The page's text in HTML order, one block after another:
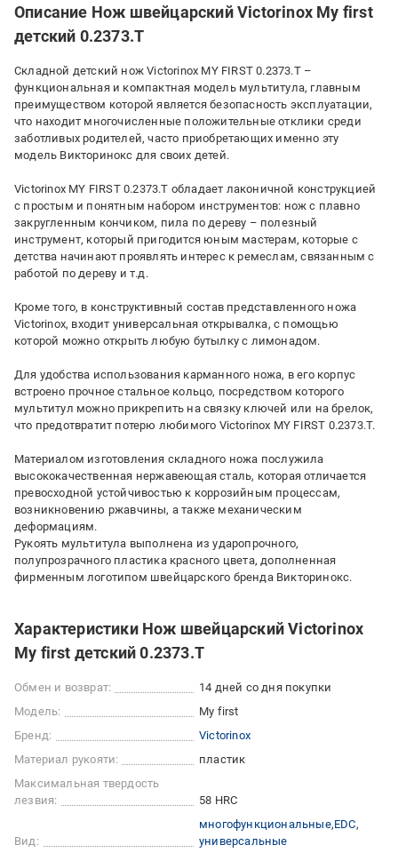
Описание Нож швейцарский Victorinox My first
детский 0.2373.T
Складной детский нож Victorinox MY FIRST 0.2373.T –
функциональная и компактная модель мультитула, главным
преимуществом которой является безопасность эксплуатации,
что находит многочисленные положительные отклики среди
заботливых родителей, часто приобретающих именно эту
модель Викторинокс для своих детей.
Victorinox MY FIRST 0.2373.T обладает лаконичной конструкцией
с простым и понятным набором инструментов: нож с плавно
закругленным кончиком, пила по дереву – полезный
инструмент, который пригодится юным мастерам, которые с
детства начинают проявлять интерес к ремеслам, связанным с
работой по дереву и т.д.
Кроме того, в конструктивный состав представленного ножа
Victorinox, входит универсальная открывалка, с помощью
которой можно открыть любую бутылку с лимонадом.
Для удобства использования карманного ножа, в его корпус
встроено прочное стальное кольцо, посредством которого
мультитул можно прикрепить на связку ключей или на брелок,
что предотвратит потерю любимого Victorinox MY FIRST 0.2373.T.
Материалом изготовления складного ножа послужила
высококачественная нержавеющая сталь, которая отличается
превосходной устойчивостью к коррозийным процессам,
возникновению ржавчины, а также механическим
деформациям.
Рукоять мультитула выполнена из ударопрочного,
полупрозрачного пластика красного цвета, дополненная
фирменным логотипом швейцарского бренда Викторинокс.
Характеристики Нож швейцарский Victorinox
My first детский 0.2373.T
Обмен и возврат:
14 дней со дня покупки
Модель:
My first
Бренд:
Victorinox
Материал рукояти:
пластик
Максимальная твердость
лезвия:
58 HRC
Вид:
многофункциональные EDC
универсальные